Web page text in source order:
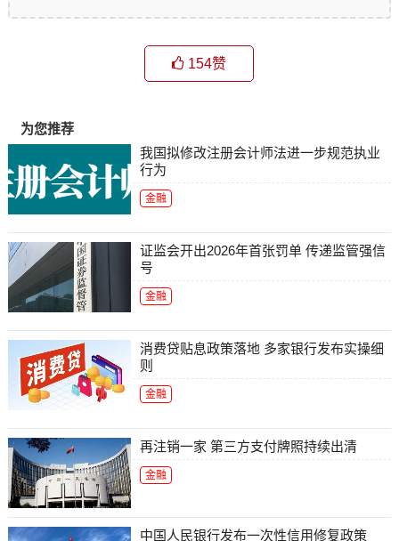
154赞
为您推荐
我国拟修改注册会计师法进一步规范执业
行为
金融
证监会开出2026年首张罚单 传递监管强信
号
金融
消费贷贴息政策落地 多家银行发布实操细
则
金融
再注销一家 第三方支付牌照持续出清
金融
中国人民银行发布一次性信用修复政策